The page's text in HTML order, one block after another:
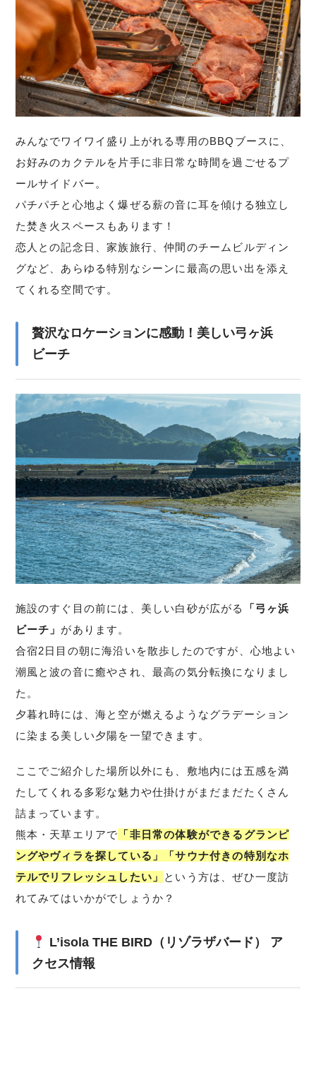
みんなでワイワイ盛り上がれる専用のBBQブースに、
お好みのカクテルを片手に非日常な時間を過ごせるプ
ールサイドバー。
パチパチと心地よく爆ぜる薪の音に耳を傾ける独立し
た焚き火スペースもあります！
恋人との記念日、家族旅行、仲間のチームビルディン
グなど、あらゆる特別なシーンに最高の思い出を添え
てくれる空間です。
贅沢なロケーションに感動！美しい弓ヶ浜
ビーチ
施設のすぐ目の前には、美しい白砂が広がる
「弓ヶ浜
ビーチ」 があります。
合宿2日目の朝に海沿いを散歩したのですが、心地よい
潮風と波の音に癒やされ、最高の気分転換になりまし
た。
夕暮れ時には、海と空が燃えるようなグラデーション
に染まる美しい夕陽を一望できます。
ここでご紹介した場所以外にも、敷地内には五感を満
たしてくれる多彩な魅力や仕掛けがまだまだたくさん
詰まっています。
熊本・天草エリアで 「非日常の体験ができるグランピ
ングやヴィラを探している」「サウナ付きの特別なホ
テルでリフレッシュしたい」
という方は、ぜひ一度訪
れてみてはいかがでしょうか？
L’isola THE BIRD（リゾラザバード） ア
クセス情報